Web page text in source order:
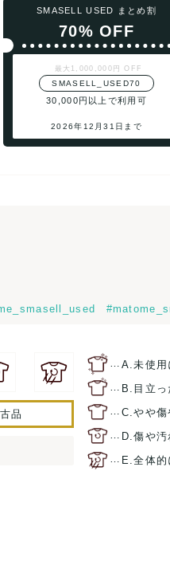
SMASELL USED まとめ割
70% OFF
最大1,000,000円 OFF
SMASELL_USED70
30,000円以上で利用可
2026年12月31日まで
品
… A.未使用
… B.目立っ
… C.やや傷
… D.傷や汚
… E.全体的